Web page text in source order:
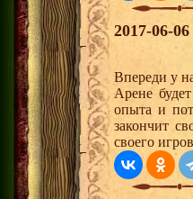
2017-06-
Впереди у
Арене
опыта и
закончит
своего